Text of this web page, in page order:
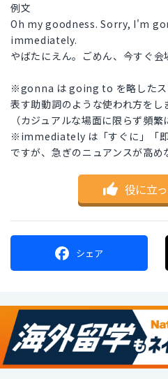
例文
Oh my goodness. Sorry, I'm
immediately.
やばたにえん。ごめん、今すぐ会
※gonna は going to を略したス
表す助動詞のような使われ方をし
（カジュアルな場面に限らず頻繁
※immediately は「すぐに」「
ですが、急ぎのニュアンスが高め
役に立
シェア